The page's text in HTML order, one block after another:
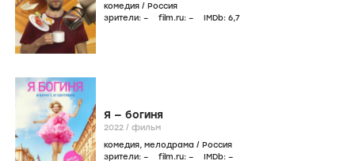
комедия / Россия
зрители: – film.ru: – IMDb: 6,7
Я — богиня
2022 / фильм
комедия, мелодрама / Россия
зрители: – film.ru: – IMDb: –